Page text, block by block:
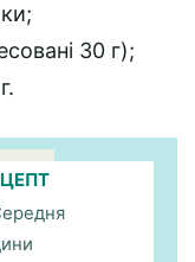
30 г);